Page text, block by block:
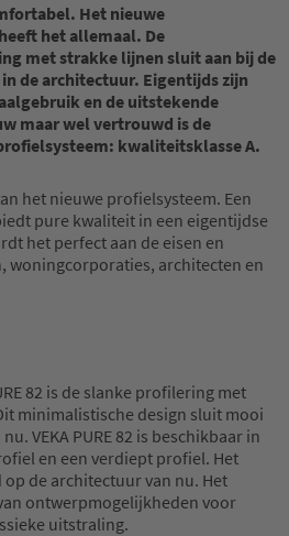
Het nieuwe
het allemaal. De
met strakke lijnen sluit aan bij de
de architectuur. Eigentijds zijn
en de uitstekende
maar wel vertrouwd is de
kwaliteitsklasse A.
het nieuwe profielsysteem. Een
pure kwaliteit in een eigentijdse
het perfect aan de eisen en
woningcorporaties, architecten en
82 is de slanke profilering met
minimalistische design sluit mooi
VEKA PURE 82 is beschikbaar in
en een verdiept profiel. Het
de architectuur van nu. Het
ontwerpmogelijkheden voor
uitstraling.